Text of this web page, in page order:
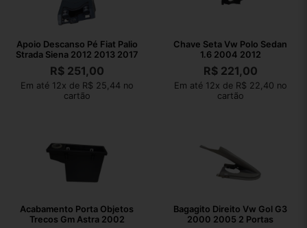
Apoio Descanso Pé Fiat Palio
Strada Siena 2012 2013 2017
R$251,00
Em até 12x de R$ 25,44 no
cartão
Chave Seta Vw Polo Sedan
1.6 2004 2012
R$221,00
Em até 12x de R$ 22,40 no
cartão
Acabamento Porta Objetos
Trecos Gm Astra 2002
Bagagito Direito Vw Gol G3
2000 2005 2 Portas